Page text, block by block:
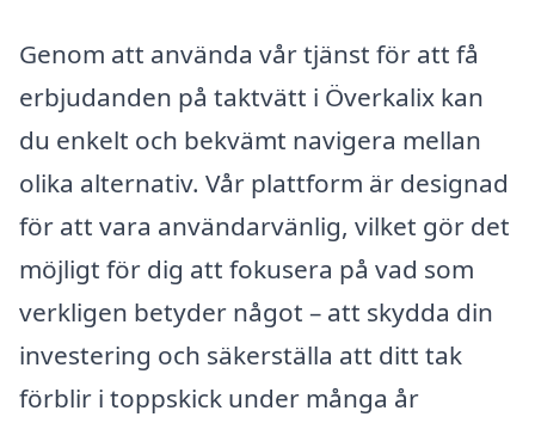
Genom att använda vår tjänst för att få
erbjudanden på taktvätt i Överkalix kan
du enkelt och bekvämt navigera mellan
olika alternativ. Vår plattform är designad
för att vara användarvänlig, vilket gör det
möjligt för dig att fokusera på vad som
verkligen betyder något – att skydda din
investering och säkerställa att ditt tak
förblir i toppskick under många år